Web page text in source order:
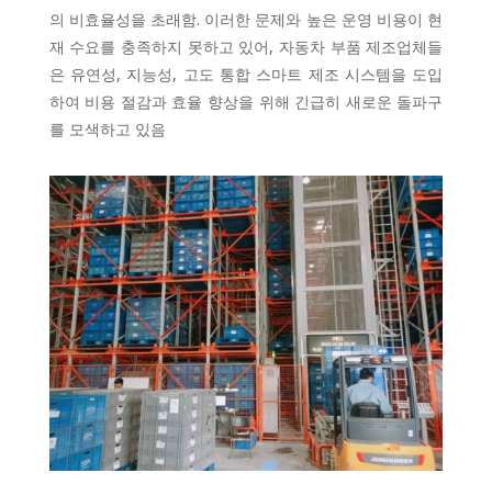
의 비효율성을 초래함. 이러한 문제와 높은 운영 비용이 현
재 수요를 충족하지 못하고 있어, 자동차 부품 제조업체들
은 유연성, 지능성, 고도 통합 스마트 제조 시스템을 도입
하여 비용 절감과 효율 향상을 위해 긴급히 새로운 돌파구
를 모색하고 있음